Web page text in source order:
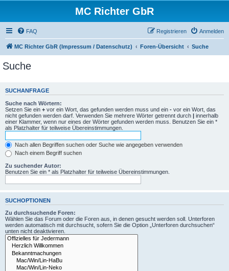
MC Richter GbR
FAQ Anmelden
Registrieren
MC Richter GbR (Impressum / Datenschutz) Foren-Übersicht Suche
Suche
SUCHANFRAGE
Suche nach Wörtern:
Setzen Sie ein + vor ein Wort, das gefunden werden muss und ein - vor ein Wort, das
nicht gefunden werden darf. Verwenden Sie mehrere Wörter getrennt durch | innerhalb
einer Klammer, wenn nur eines der Wörter gefunden werden muss. Benutzen Sie ein *
als Platzhalter für teilweise Übereinstimmungen.
Nach allen Begriffen suchen oder Suche wie angegeben verwenden
Nach einem Begriff suchen
Zu suchender Autor:
Benutzen Sie ein * als Platzhalter für teilweise Übereinstimmungen.
SUCHOPTIONEN
Zu durchsuchende Foren:
Wählen Sie das Forum oder die Foren aus, in denen gesucht werden soll. Unterforen
werden automatisch mit durchsucht, sofern Sie die Option „Unterforen durchsuchen“
unten nicht deaktivieren.